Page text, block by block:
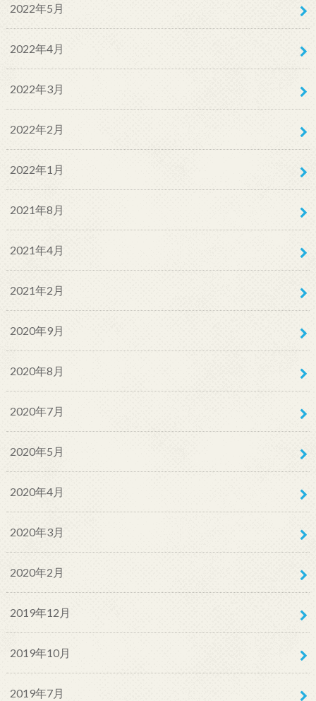
2022年5月
2022年4月
2022年3月
2022年2月
2022年1月
2021年8月
2021年4月
2021年2月
2020年9月
2020年8月
2020年7月
2020年5月
2020年4月
2020年3月
2020年2月
2019年12月
2019年10月
2019年7月